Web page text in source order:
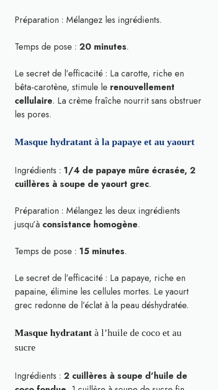
Préparation : Mélangez les ingrédients.
Temps de pose : 20 minutes.
Le secret de l’efficacité : La carotte, riche en
bêta-carotène, stimule le renouvellement
cellulaire. La crème fraîche nourrit sans obstruer
les pores.
Masque hydratant à la papaye et au yaourt
Ingrédients : 1/4 de papaye mûre écrasée, 2
cuillères à soupe de yaourt grec.
Préparation : Mélangez les deux ingrédients
jusqu’à consistance homogène.
Temps de pose : 15 minutes.
Le secret de l’efficacité : La papaye, riche en
papaine, élimine les cellules mortes. Le yaourt
grec redonne de l’éclat à la peau déshydratée.
Masque hydratant à l’huile de coco et au
sucre
Ingrédients : 2 cuillères à soupe d’huile de